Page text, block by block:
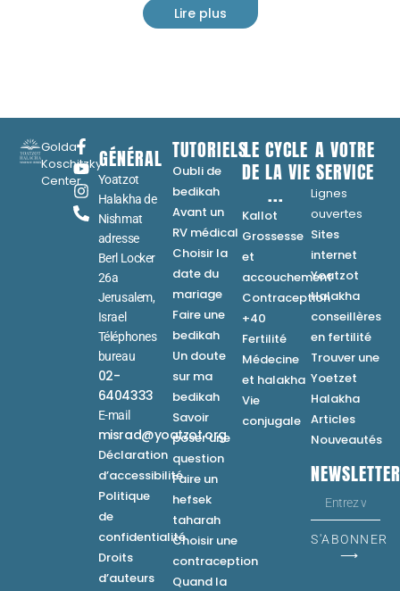
Lire plus
Golda
Koschitzky
Center
GÉNÉRAL
Yoatzot
Halakha de
Nishmat
adresse
Berl Locker
26a
Jerusalem,
Israel
Téléphones
bureau
02-
6404333
E-mail
misrad@yoatzot.org
Déclaration
d’accessibilité
Politique
de
confidentialité
Droits
d’auteurs
TUTORIELS
Oubli de
bedikah
Avant un
RV médical
Choisir la
date du
mariage
Faire une
bedikah
Un doute
sur ma
bedikah
Savoir
poser une
question
Faire un
hefsek
taharah
Choisir une
contraception
Quand la
LE CYCLE
DE LA VIE
...
Kallot
Grossesse
et
accouchement
Contraception
+40
Fertilité
Médecine
et halakha
Vie
conjugale
A VOTRE
SERVICE
Lignes
ouvertes
Sites
internet
Yoatzot
Halakha
conseillères
en fertilité
Trouver une
Yoetzet
Halakha
Articles
Nouveautés
S'ABONNER
⟶